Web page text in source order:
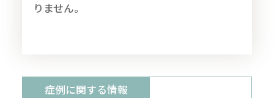
りません。
症例に関する情報